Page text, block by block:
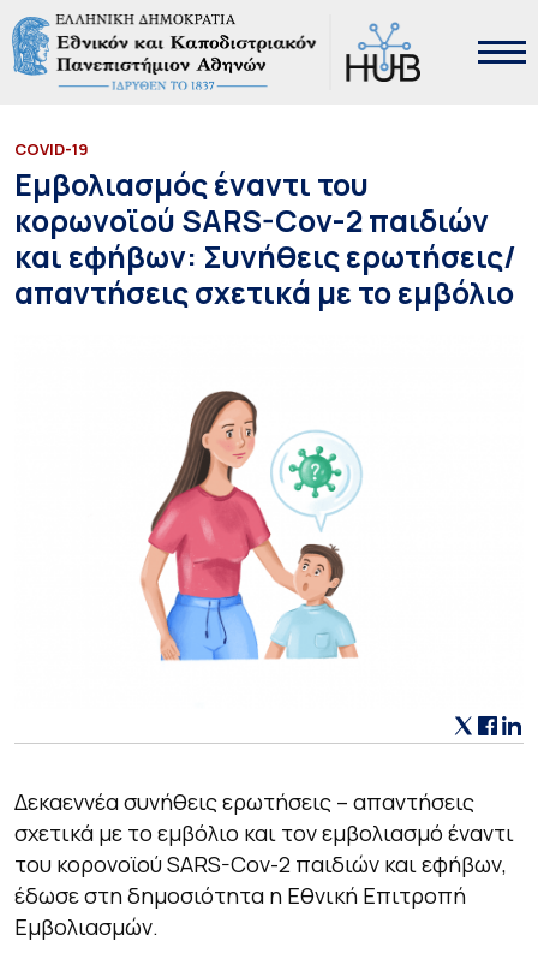
COVID-19
Εμβολιασμός έναντι του
κορωνοϊού SARS-Cov-2 παιδιών
και εφήβων: Συνήθεις ερωτήσεις/
απαντήσεις σχετικά με το εμβόλιο
Δεκαεννέα συνήθεις ερωτήσεις – απαντήσεις
σχετικά με το εμβόλιο και τον εμβολιασμό έναντι
του κορονοϊού SARS-Cov-2 παιδιών και εφήβων,
έδωσε στη δημοσιότητα η Eθνική Eπιτροπή
Εμβολιασμών.